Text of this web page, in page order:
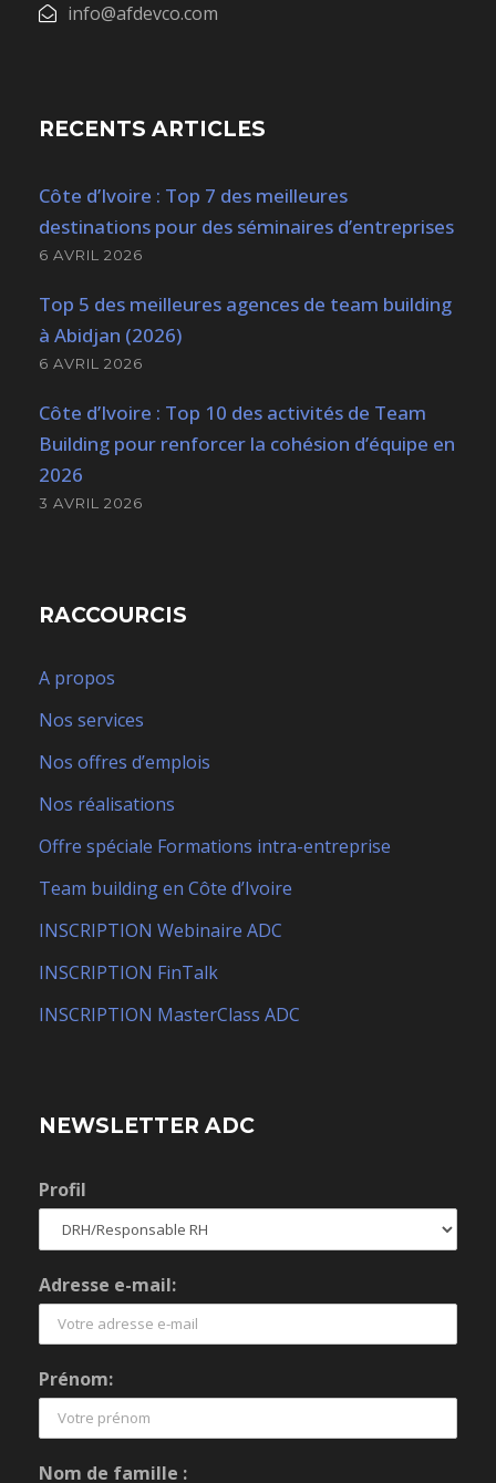
info@afdevco.com
RECENTS ARTICLES
Côte d’Ivoire : Top 7 des meilleures
destinations pour des séminaires d’entreprises
6 AVRIL 2026
Top 5 des meilleures agences de team building
à Abidjan (2026)
6 AVRIL 2026
Côte d’Ivoire : Top 10 des activités de Team
Building pour renforcer la cohésion d’équipe en
2026
3 AVRIL 2026
RACCOURCIS
A propos
Nos services
Nos offres d’emplois
Nos réalisations
Offre spéciale Formations intra-entreprise
Team building en Côte d’Ivoire
INSCRIPTION Webinaire ADC
INSCRIPTION FinTalk
INSCRIPTION MasterClass ADC
NEWSLETTER ADC
Profil
Adresse e-mail:
Prénom:
Nom de famille :